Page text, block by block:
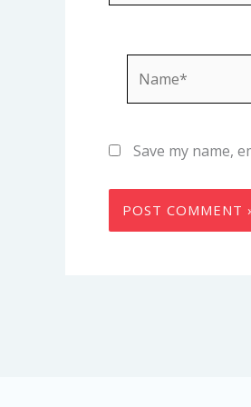
Save my name,